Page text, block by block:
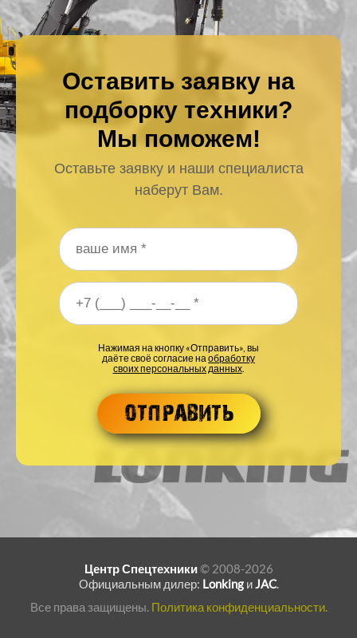
Оставить заявку на
подборку техники?
Мы поможем!
Оставьте заявку и наши специалиста
наберут Вам.
Ваше имя*
Ваш номер телефона*
Нажимая на кнопку «Отправить», вы
даёте своё согласие наобработку
своих персональных данных.
Центр Спецтехники© 2008-2026
Официальным дилер: LonkingиJAC.
Все права защищены. Политика конфиденциальности.